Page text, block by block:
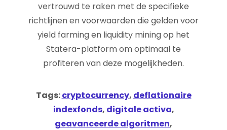
vertrouwd te raken met de specifieke
richtlijnen en voorwaarden die gelden voor
yield farming en liquidity mining op het
Statera-platform om optimaal te
profiteren van deze mogelijkheden.
Tags:cryptocurrency, deflationaire
indexfonds, digitale activa,
geavanceerde algoritmen,